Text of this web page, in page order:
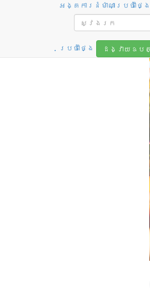
អង្គការនំម៉ាណាប្រចាំថ្ងៃ
ប្រចាំថ្ងៃ
ដង្វាយឧប